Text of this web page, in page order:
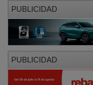
PUBLICIDAD
PUBLICIDAD